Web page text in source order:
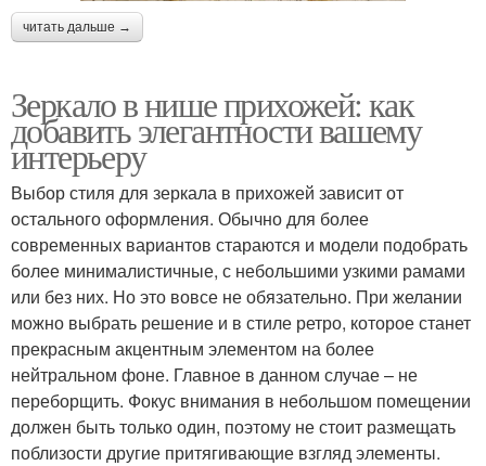
читать дальше →
Зеркало в нише прихожей: как
добавить элегантности вашему
интерьеру
Выбор стиля для зеркала в прихожей зависит от
остального оформления. Обычно для более
современных вариантов стараются и модели подобрать
более минималистичные, с небольшими узкими рамами
или без них. Но это вовсе не обязательно. При желании
можно выбрать решение и в стиле ретро, которое станет
прекрасным акцентным элементом на более
нейтральном фоне. Главное в данном случае – не
переборщить. Фокус внимания в небольшом помещении
должен быть только один, поэтому не стоит размещать
поблизости другие притягивающие взгляд элементы.